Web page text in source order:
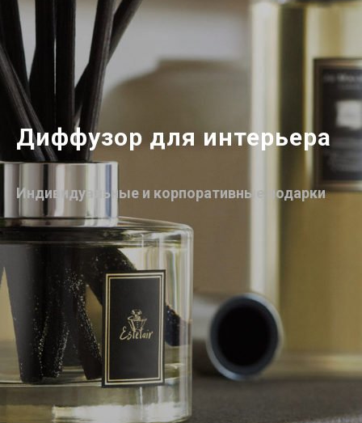
Диффузор для интерьера
Индивидуальные и корпоративные подарки